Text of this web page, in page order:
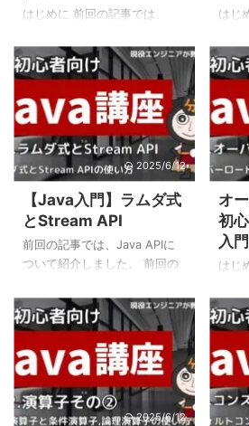
はじめに 前回の記事では、
した。 本記事では、Javaのオ
ーバーライドについて紹介し
ます。 オーバーライドとは オ
ーバーライドとは、継承元で
あるスーパークラス（親クラ
ス）で定義されているメソッ
ドを、サブクラス（子クラ
ス）で書き換えることです。
スーパークラスにあるメソッ
ドと、同じ名前、同じ引数の
メソッドをサブクラスに記述
することでオーバーライドす
は、オーバーライドの例で
す。 スーパークラスにある
「cry」というメソッドを、サ
ブクラスに定義することで ...
はじ
ッ
本記
つい
（
連す
てお
定数
しな
に
す。
static
2025/6/12
【Java入門】ラムダ式
とStream API
前回の記事では、Java APIに
ついて紹介しました。 前回の
もわかるJava入門 本記事で
は、ラムダ式とStream APIに
ついて紹介します。 ラムダ式
とは ラムダ式とは、Java 8か
ら追加された新しい文法で、
関数型プログラミングの概念
を取り入れ、匿名関数を簡潔
オ
初
入門
はじ
て紹
は、
つ
ロー
は、
や型
ッド
2025/6/12